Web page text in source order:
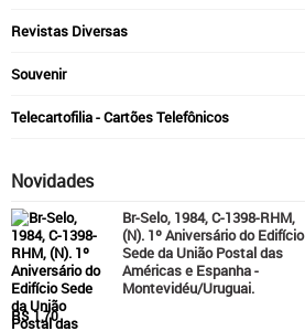
Revistas Diversas
Souvenir
Telecartofilia - Cartões Telefônicos
Novidades
Br-Selo, 1984, C-1398-RHM,
(N). 1º Aniversário do Edifício
Sede da União Postal das
Américas e Espanha -
Montevidéu/Uruguai.
R$ 1,70